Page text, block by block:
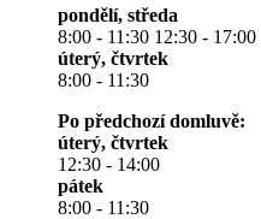
pondělí, středa
8:00 - 11:30 12:30 - 17:00
úterý, čtvrtek
8:00 - 11:30
Po předchozí domluvě:
úterý, čtvrtek
12:30 - 14:00
pátek
8:00 - 11:30